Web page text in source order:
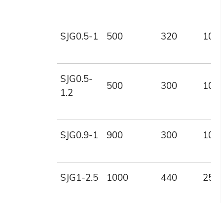
SJG0.5-1 500 320
SJG0.5-
1.2
500 300
SJG0.9-1 900 300
SJG1-2.5 1000 440